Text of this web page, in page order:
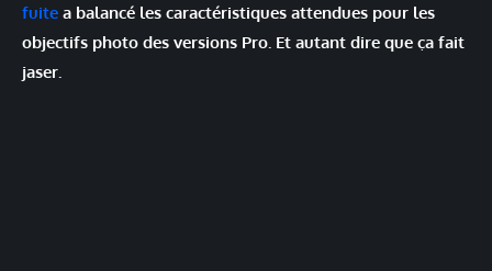
fuite a balancé les caractéristiques attendues pour les
objectifs photo des versions Pro. Et autant dire que ça fait
jaser.